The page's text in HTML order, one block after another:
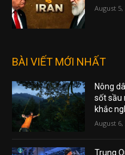
August 5,
BÀI VIẾT MỚI NHẤT
Nông
sốt sầu
khắc
August 6,
Trung